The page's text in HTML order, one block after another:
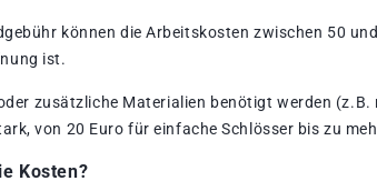
können die Arbeitskosten zwischen 50
ist.
zusätzliche Materialien benötigt werden
von 20 Euro für einfache Schlösser bis zu
Kosten?